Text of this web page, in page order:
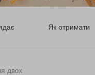
Як отримати
двох